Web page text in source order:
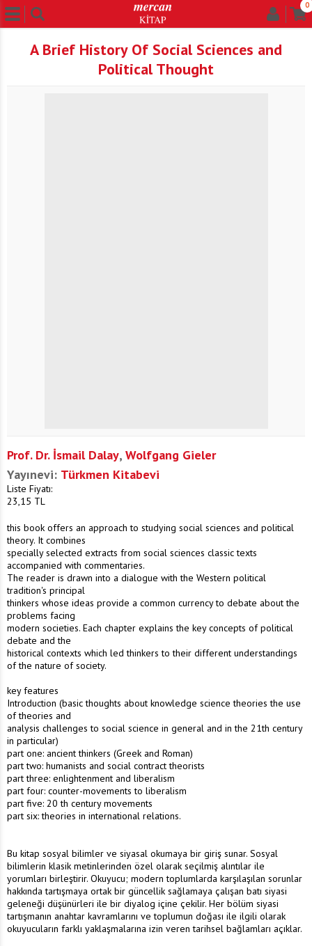
0
A Brief History Of Social Sciences and
Political Thought
Prof. Dr. İsmail Dalay, Wolfgang Gieler
Yayınevi: Türkmen Kitabevi
Liste Fiyatı:
23,15 TL
this book offers an approach to studying social sciences and political
theory. It combines
specially selected extracts from social sciences classic texts
accompanied with commentaries.
The reader is drawn into a dialogue with the Western political
tradition's principal
thinkers whose ideas provide a common currency to debate about the
problems facing
modern societies. Each chapter explains the key concepts of political
debate and the
historical contexts which led thinkers to their different understandings
of the nature of society.
key features
Introduction (basic thoughts about knowledge science theories the use
of theories and
analysis challenges to social science in general and in the 21th century
in particular)
part one: ancient thinkers (Greek and Roman)
part two: humanists and social contract theorists
part three: enlightenment and liberalism
part four: counter-movements to liberalism
part five: 20 th century movements
part six: theories in international relations.
Bu kitap sosyal bilimler ve siyasal okumaya bir giriş sunar. Sosyal
bilimlerin klasik metinlerinden özel olarak seçilmiş alıntılar ile
yorumları birleştirir. Okuyucu; modern toplumlarda karşılaşılan sorunlar
hakkında tartışmaya ortak bir güncellik sağlamaya çalışan batı siyasi
geleneği düşünürleri ile bir diyalog içine çekilir. Her bölüm siyasi
tartışmanın anahtar kavramlarını ve toplumun doğası ile ilgili olarak
okuyucuların farklı yaklaşmalarına izin veren tarihsel bağlamları açıklar.